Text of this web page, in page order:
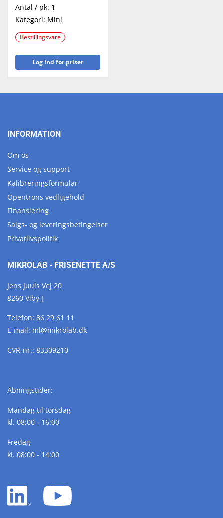
Antal / pk: 1
Kategori: Mini
Bestillingsvare
Log ind for priser
INFORMATION
Om os
Service og support
Kalibreringsformular
Opentrons vedligehold
Finansiering
Salgs- og leveringsbetingelser
Privatlivspolitik
MIKROLAB - FRISENETTE A/S
Jens Juuls Vej 20
8260 Viby J
Telefon: 86 29 61 11
E-mail: ml@mikrolab.dk
CVR-nr.: 83309210
Åbningstider:
Mandag til torsdag
kl. 08:00 - 16:00
Fredag
kl. 08:00 - 14:00
LinkedIn
white
YouTube
white